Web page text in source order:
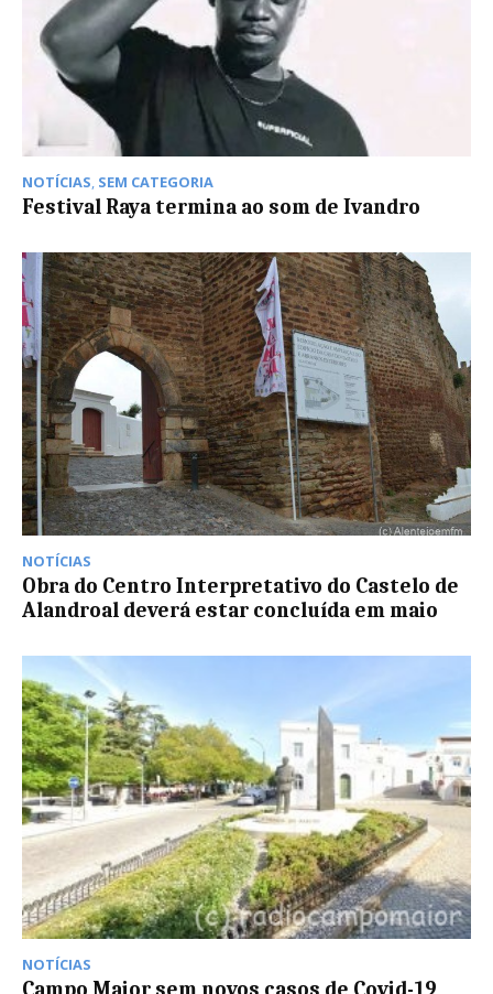
NOTÍCIAS, SEM CATEGORIA
Festival Raya termina ao som de Ivandro
NOTÍCIAS
Obra do Centro Interpretativo do Castelo de
Alandroal deverá estar concluída em maio
NOTÍCIAS